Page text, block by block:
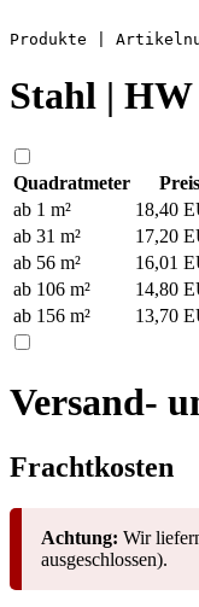
Produkte |
Stahl | HW
Quadratmeter
Preis
ab 1 m²
18,40
ab 31 m²
17,20
ab 56 m²
16,01
ab 106 m²
14,80
ab 156 m²
13,70
Versand-
Frachtkosten
Achtung: Wir
ausgeschlossen).